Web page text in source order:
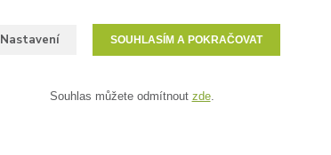
Nastavení SOUHLASÍM A POKRAČOVAT
Souhlas můžete odmítnout zde.